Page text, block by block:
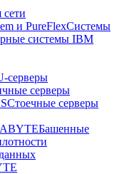
и PureFlexСистемы
системы IBM
серверы
серверы
Стоечные серверы
Башенные